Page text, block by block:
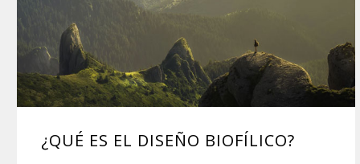
¿QUÉ ES EL DISEÑO BIOFÍLICO?